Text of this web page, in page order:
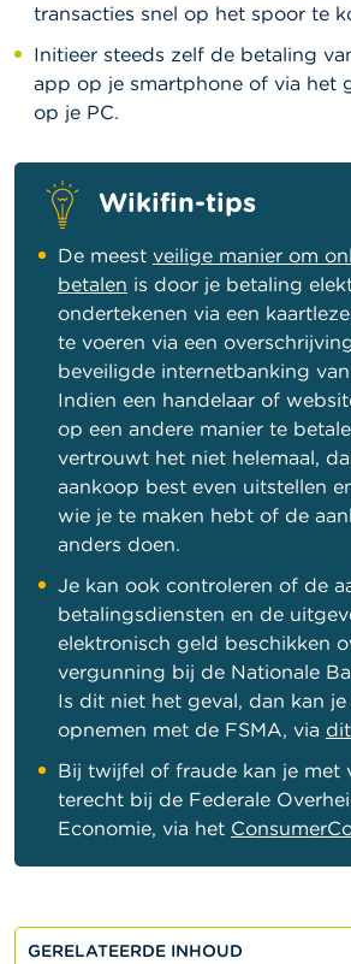
transacties snel op het spoor te
Initieer steeds zelf de betaling
app op je smartphone of via het
op je PC.
Wikifin-tips
De meest veilige manier om
betalen is door je betaling
ondertekenen via een
te voeren via een
beveiligde internetbanking
Indien een handelaar of
op een andere manier te
vertrouwt het niet helemaal,
aankoop best even uitstellen
wie je te maken hebt of de
anders doen.
Je kan ook controleren of de
betalingsdiensten en de
elektronisch geld beschikken
vergunning bij de Nationale
Is dit niet het geval, dan kan
opnemen met de FSMA, via
Bij twijfel of fraude kan je met
terecht bij de Federale
Economie, via het Consumer
GERELATEERDE INHOUD